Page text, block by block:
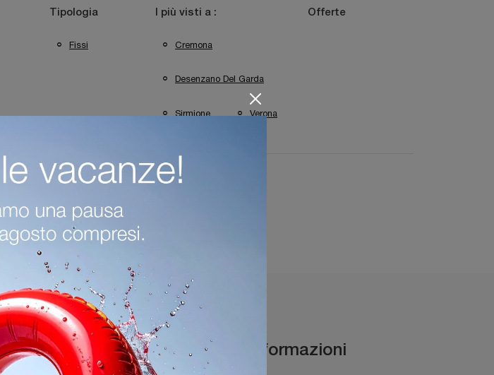
Tipologia
Fissi
I più visti a :
Cremona
Desenzano Del Garda
Sirmione Verona
Offerte
Tavoli Orme Sirmione
Richiedi Maggiori Informazioni